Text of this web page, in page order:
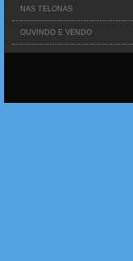
NAS TELONAS
OUVINDO E VENDO